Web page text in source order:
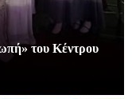
του Κέντρου